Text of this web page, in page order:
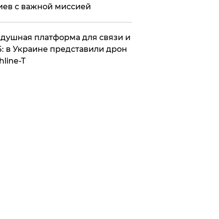
с важной миссией
платформа для связи и
в Украине представили дрон
T